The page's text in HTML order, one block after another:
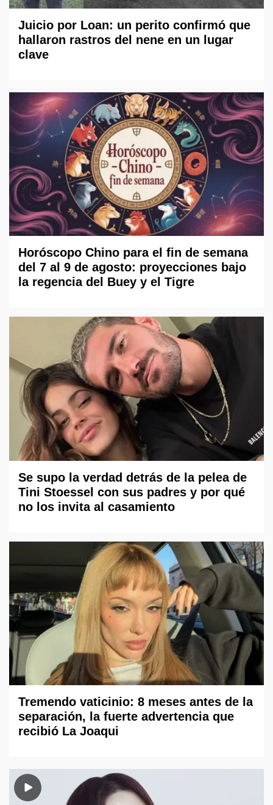
Juicio por Loan: un perito confirmó que
hallaron rastros del nene en un lugar
clave
Horóscopo Chino para el fin de semana
del 7 al 9 de agosto: proyecciones bajo
la regencia del Buey y el Tigre
Se supo la verdad detrás de la pelea de
Tini Stoessel con sus padres y por qué
no los invita al casamiento
Tremendo vaticinio: 8 meses antes de la
separación, la fuerte advertencia que
recibió La Joaqui